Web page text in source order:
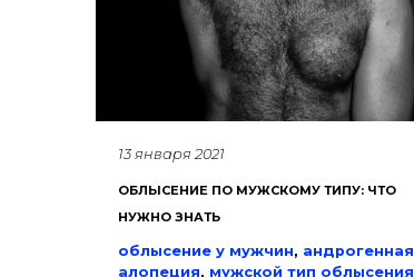
13 января 2021
ОБЛЫСЕНИЕ ПО МУЖСКОМУ ТИПУ: ЧТО
НУЖНО ЗНАТЬ
облысение у мужчин, андрогенная
алопеция, мужской тип облысения